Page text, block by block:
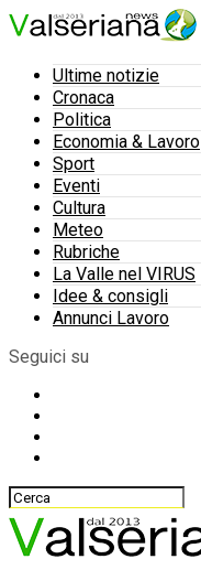
Ultime notizie
Cronaca
Politica
Economia & Lavoro
Sport
Eventi
Cultura
Meteo
Rubriche
La Valle nel VIRUS
Idee & consigli
Annunci Lavoro
Seguici su